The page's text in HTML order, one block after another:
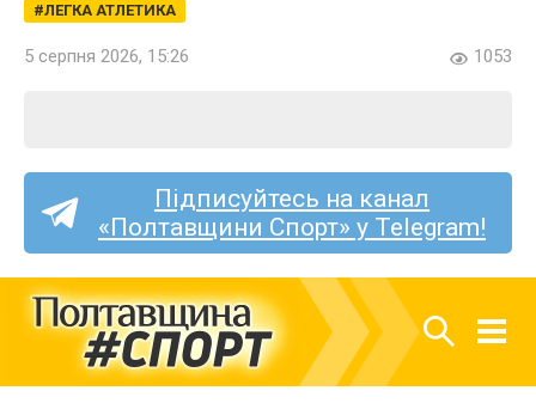
ЛЕГКА АТЛЕТИКА
5 серпня 2026, 15:26 1053
Підписуйтесь на канал
«Полтавщини Спорт» у Telegram!